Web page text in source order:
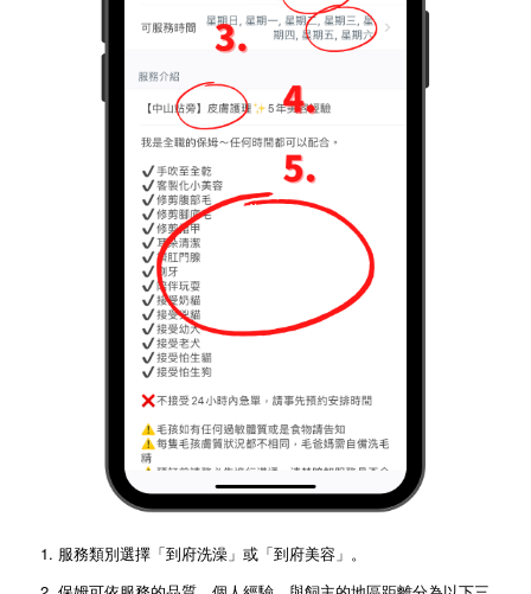
1. 服務類別選擇「到府洗澡」或「到府美容」。